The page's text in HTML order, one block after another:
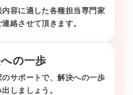
内容に適した各種担当専門家
連絡させて頂きます。
の一歩
のサポートで、解決への一歩
しましょう。